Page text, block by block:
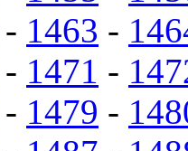
- 1463 -
- 1471 -
- 1479 -